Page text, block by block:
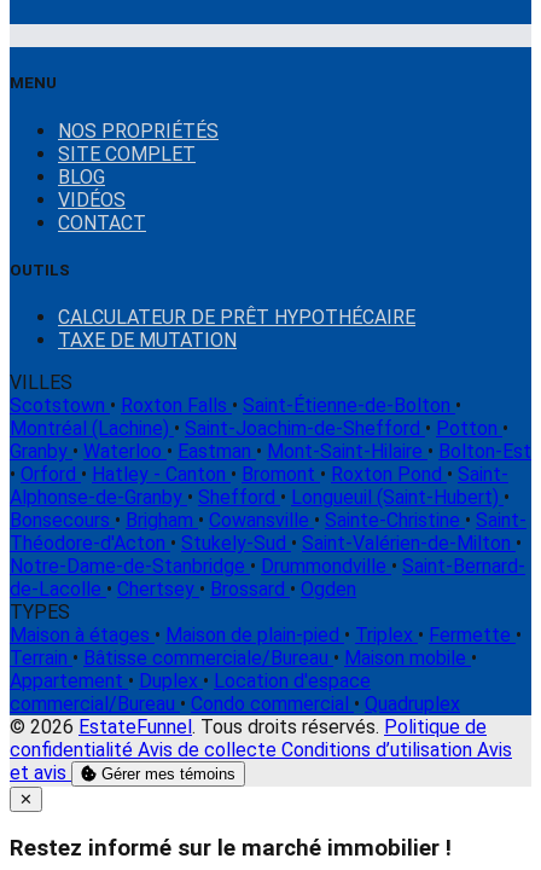
MENU
NOS PROPRIÉTÉS
SITE COMPLET
BLOG
VIDÉOS
CONTACT
OUTILS
CALCULATEUR DE PRÊT HYPOTHÉCAIRE
TAXE DE MUTATION
VILLES
Scotstown • Roxton Falls • Saint-Étienne-de-Bolton •
Montréal (Lachine) • Saint-Joachim-de-Shefford • Potton •
Granby • Waterloo • Eastman • Mont-Saint-Hilaire • Bolton-Est
• Orford • Hatley - Canton • Bromont • Roxton Pond • Saint-
Alphonse-de-Granby • Shefford • Longueuil (Saint-Hubert) •
Bonsecours • Brigham • Cowansville • Sainte-Christine • Saint-
Théodore-d'Acton • Stukely-Sud • Saint-Valérien-de-Milton •
Notre-Dame-de-Stanbridge • Drummondville • Saint-Bernard-
de-Lacolle • Chertsey • Brossard • Ogden
TYPES
Maison à étages • Maison de plain-pied • Triplex • Fermette •
Terrain • Bâtisse commerciale/Bureau • Maison mobile •
Appartement • Duplex • Location d'espace
commercial/Bureau • Condo commercial • Quadruplex
© 2026 EstateFunnel. Tous droits réservés. Politique de
confidentialité Avis de collecte Conditions d’utilisation Avis
et avis
Gérer mes témoins
Close
✕
Restez informé sur le marché immobilier !